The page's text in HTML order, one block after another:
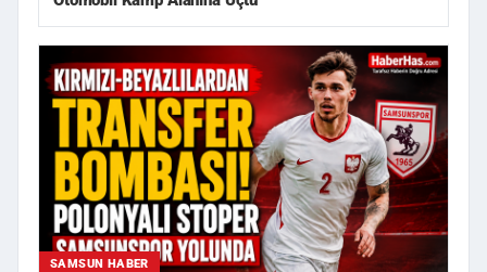
SAMSUN HABER